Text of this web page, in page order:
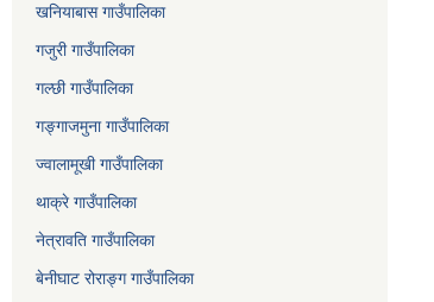
खनियाबास गाउँपालिका
गजुरी गाउँपालिका
गल्छी गाउँपालिका
गङ्गाजमुना गाउँपालिका
ज्वालामूखी गाउँपालिका
थाक्रे गाउँपालिका
नेत्रावति गाउँपालिका
बेनीघाट रोराङ्ग गाउँपालिका